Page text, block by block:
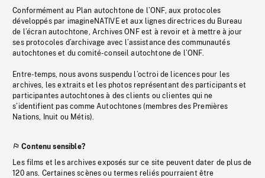
Conformément au Plan autochtone de l’ONF, aux protocoles
développés par imagineNATIVE et aux lignes directrices du Bureau
de l’écran autochtone, Archives ONF est à revoir et à mettre à jour
ses protocoles d’archivage avec l’assistance des communautés
autochtones et du comité-conseil autochtone de l’ONF.
Entre-temps, nous avons suspendu l’octroi de licences pour les
archives, les extraits et les photos représentant des participants et
participantes autochtones à des clients ou clientes qui ne
s’identifient pas comme Autochtones (membres des Premières
Nations, Inuit ou Métis).
Contenu sensible?
Les films et les archives exposés sur ce site peuvent dater de plus de
120 ans. Certaines scènes ou termes reliés pourraient être